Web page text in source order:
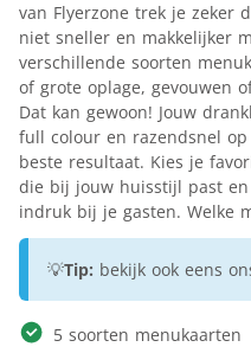
van Flyerzone trek je zeker
niet sneller en makkelijker
verschillende soorten
of grote oplage, gevouwen
Dat kan gewoon! Jouw
full colour en razendsnel
beste resultaat. Kies je
die bij jouw huisstijl past
indruk bij je gasten. Welke
💡Tip: bekijk ook eens
5 soorten menukaarten